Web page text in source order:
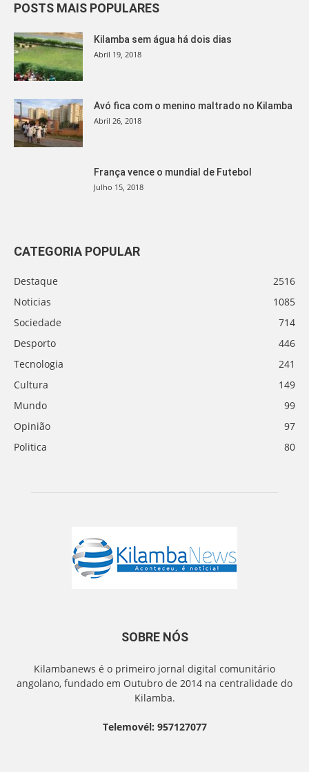
POSTS MAIS POPULARES
Kilamba sem água há dois dias
Abril 19, 2018
Avó fica com o menino maltrado no Kilamba
Abril 26, 2018
França vence o mundial de Futebol
Julho 15, 2018
CATEGORIA POPULAR
Destaque
2516
Noticias
1085
Sociedade
714
Desporto
446
Tecnologia
241
Cultura
149
Mundo
99
Opinião
97
Politica
80
SOBRE NÓS
Kilambanews é o primeiro jornal digital comunitário
angolano, fundado em Outubro de 2014 na centralidade do
Kilamba.
Telemovél: 957127077